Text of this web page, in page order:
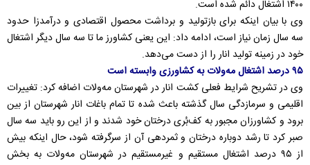
۱۴۰۰ اشتغال دائم شده است.
وی با بیان اینکه برای بازتولید و برداشت محصول اقتصادی و درآمدزا حدود
سه سال زمان نیاز است، ادامه داد: این یعنی کشاورز ما تا سه سال دیگر اشتغال
خود در زمینه تولید انار را از دست می‌دهد.
۹۵ درصد اشتغال مه‌ولات به کشاورزی وابسته است
وی در تشریح شرایط فعلی کشت انار در شهرستان مه‌ولات اضافه کرد: تغییرات
اقلیمی و سرمازدگی سال گذشته باعث شده تا تمام باغات انار شهرستان از بین
برود و کشاورزان مجبور به کف‌بُری درختان خود شدند و از این رو باید سه سال
صبر کرد تا رشد دوباره درختان و ثمردهی آن از سرگرفته شود، حال اینکه بیش
از ۹۵ درصد اشتغال مستقیم و غیرمستقیم در شهرستان مه‌ولات به بخش